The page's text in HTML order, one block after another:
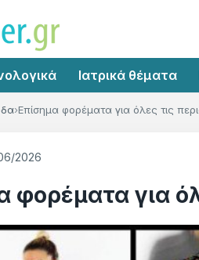
Ιατρικά θέματα
Επίσημα φορέματα για όλες τις
2026
φορέματα για